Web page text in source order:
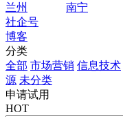
兰州
南宁
社企号
博客
分类
全部 市场营销 信息技术
源 未分类
申请试用
HOT